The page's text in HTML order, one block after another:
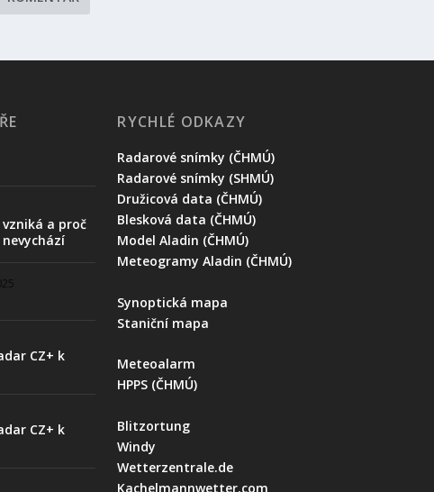
vzniká a proč
CZ+ k
CZ+ k
RYCHLÉ ODKAZY
Radarové snímky (ČHMÚ)
Radarové snímky (SHMÚ)
Družicová data (ČHMÚ)
Blesková data (ČHMÚ)
Model Aladin (ČHMÚ)
Meteogramy Aladin (ČHMÚ)
Synoptická mapa
Staniční mapa
Meteoalarm
HPPS (ČHMÚ)
Blitzortung
Windy
Wetterzentrale.de
Kachelmannwetter.com